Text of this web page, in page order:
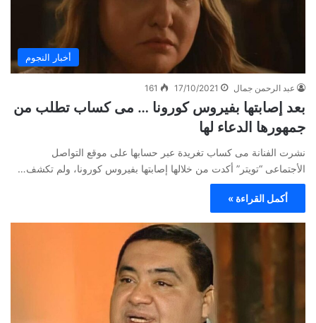
أخبار النجوم
عبد الرحمن جمال 17/10/2021
161
بعد إصابتها بفيروس كورونا … مى كساب تطلب من
جمهورها الدعاء لها
نشرت الفنانة مى كساب تغريدة عبر حسابها على موقع التواصل
الأجتماعى “تويتر” أكدت من خلالها إصابتها بفيروس كورونا، ولم تكشف…
أكمل القراءة »